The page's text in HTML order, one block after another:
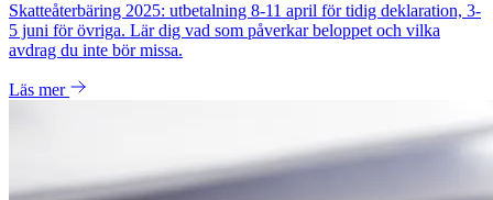
Skatteåterbäring 2025: utbetalning 8-11 april för tidig deklaration, 3-
5 juni för övriga. Lär dig vad som påverkar beloppet och vilka
avdrag du inte bör missa.
Läs mer